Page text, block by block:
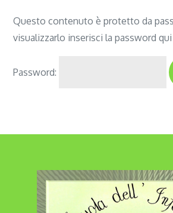
Questo contenuto è protetto da
visualizzarlo inserisci la password
Password: